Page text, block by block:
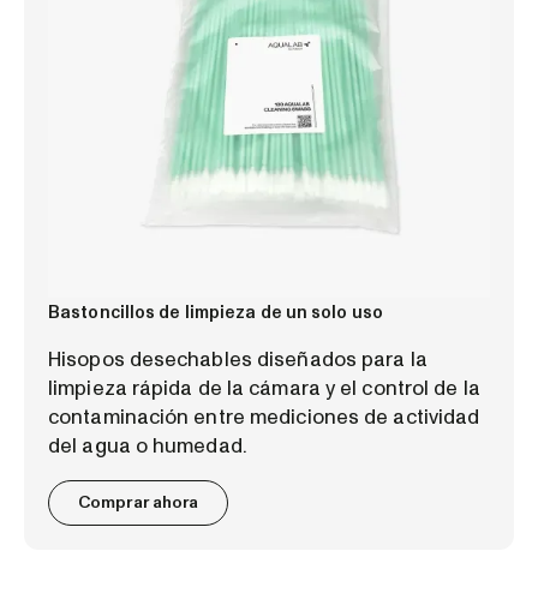
Bastoncillos de limpieza de un solo uso
Hisopos desechables diseñados para la
limpieza rápida de la cámara y el control de la
contaminación entre mediciones de actividad
del agua o humedad.
Comprar ahora